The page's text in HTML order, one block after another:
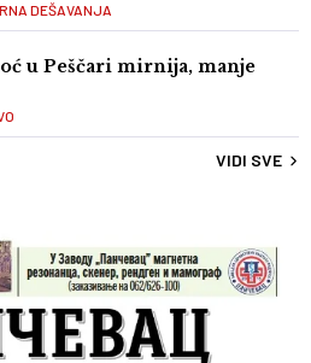
DEŠAVANJA
u Peščari mirnija, manje
VIDI SVE